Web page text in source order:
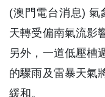
(澳門電台消息) 氣
天轉受偏南氣流影
另外，一道低壓槽
的驟雨及雷暴天氣
緩和。